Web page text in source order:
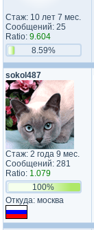
Стаж: 10 лет 7 мес.
Сообщений: 25
Ratio: 9.604
8.59%
sokol487
Стаж: 2 года 9 мес.
Сообщений: 281
Ratio: 1.079
100%
Откуда: москва